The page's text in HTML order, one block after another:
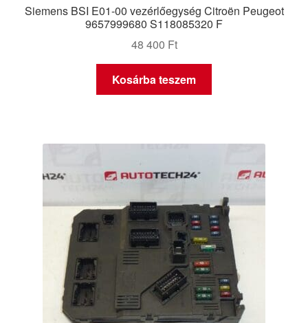
Siemens BSI E01-00 vezérlőegység Citroën Peugeot
9657999680 S118085320 F
48 400 Ft
Kosárba teszem